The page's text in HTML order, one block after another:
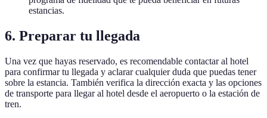
estancias.
6. Preparar tu llegada
Una vez que hayas reservado, es recomendable contactar al hotel
para confirmar tu llegada y aclarar cualquier duda que puedas tener
sobre la estancia. También verifica la dirección exacta y las opciones
de transporte para llegar al hotel desde el aeropuerto o la estación de
tren.